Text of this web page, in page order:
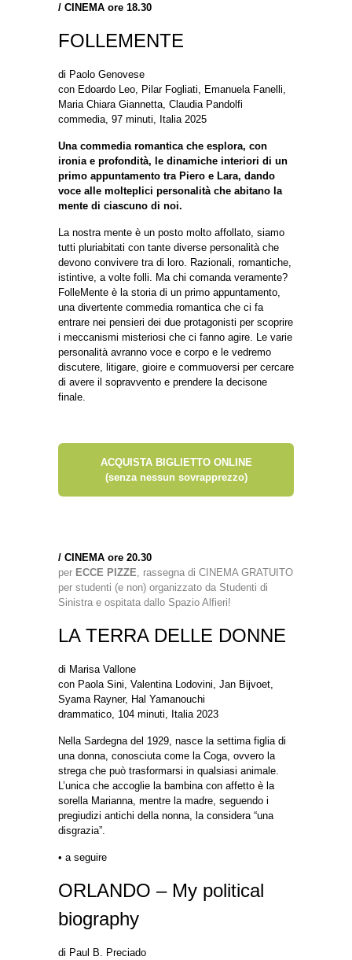
/ CINEMA ore 18.30
FOLLEMENTE
di Paolo Genovese
con Edoardo Leo, Pilar Fogliati, Emanuela Fanelli,
Maria Chiara Giannetta, Claudia Pandolfi
commedia, 97 minuti, Italia 2025
Una commedia romantica che esplora, con
ironia e profondità, le dinamiche interiori di un
primo appuntamento tra Piero e Lara, dando
voce alle molteplici personalità che abitano la
mente di ciascuno di noi.
La nostra mente è un posto molto affollato, siamo
tutti pluriabitati con tante diverse personalità che
devono convivere tra di loro. Razionali, romantiche,
istintive, a volte folli. Ma chi comanda veramente?
FolleMente è la storia di un primo appuntamento,
una divertente commedia romantica che ci fa
entrare nei pensieri dei due protagonisti per scoprire
i meccanismi misteriosi che ci fanno agire. Le varie
personalità avranno voce e corpo e le vedremo
discutere, litigare, gioire e commuoversi per cercare
di avere il sopravvento e prendere la decisone
finale.
ACQUISTA BIGLIETTO ONLINE
(senza nessun sovrapprezzo)
/ CINEMA ore 20.30
per ECCE PIZZE , rassegna di CINEMA GRATUITO
per studenti (e non) organizzato da Studenti di
Sinistra e ospitata dallo Spazio Alfieri!
LA TERRA DELLE DONNE
di Marisa Vallone
con Paola Sini, Valentina Lodovini, Jan Bijvoet,
Syama Rayner, Hal Yamanouchi
drammatico, 104 minuti, Italia 2023
Nella Sardegna del 1929, nasce la settima figlia di
una donna, conosciuta come la Coga, ovvero la
strega che può trasformarsi in qualsiasi animale.
L’unica che accoglie la bambina con affetto è la
sorella Marianna, mentre la madre, seguendo i
pregiudizi antichi della nonna, la considera “una
disgrazia”.
• a seguire
ORLANDO – My political
biography
di Paul B. Preciado